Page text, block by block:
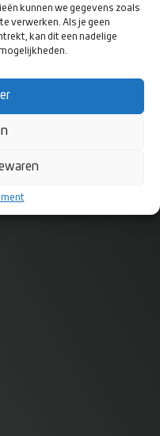
kunnen we gegevens zoals
verwerken. Als je geen
kan dit een nadelige